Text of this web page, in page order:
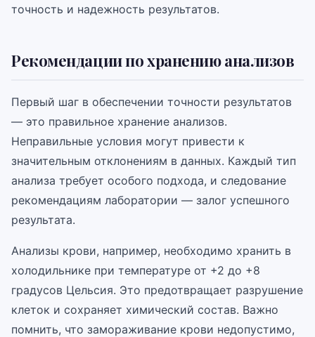
точность и надежность результатов.
Рекомендации по хранению анализов
Первый шаг в обеспечении точности результатов
— это правильное хранение анализов.
Неправильные условия могут привести к
значительным отклонениям в данных. Каждый тип
анализа требует особого подхода, и следование
рекомендациям лаборатории — залог успешного
результата.
Анализы крови, например, необходимо хранить в
холодильнике при температуре от +2 до +8
градусов Цельсия. Это предотвращает разрушение
клеток и сохраняет химический состав. Важно
помнить, что замораживание крови недопустимо,